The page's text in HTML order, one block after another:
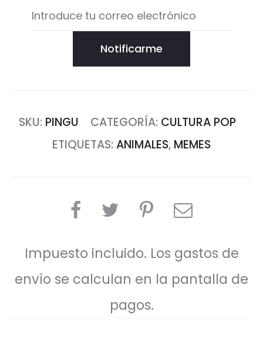
Notificarme
SKU: PINGU CATEGORÍA: CULTURA POP
ETIQUETAS:ANIMALES, MEMES
COMPARTIR
Impuesto incluido. Los gastos de
envío se calculan en la pantalla de
pagos.